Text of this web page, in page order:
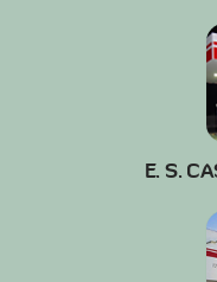
E. S.